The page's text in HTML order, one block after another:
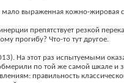
выраженная кожно-жировая
препятствует резкой
прогибу? Что-то тут другое.
На этот раз испытуемыми
по той же самой шкале и
правильность